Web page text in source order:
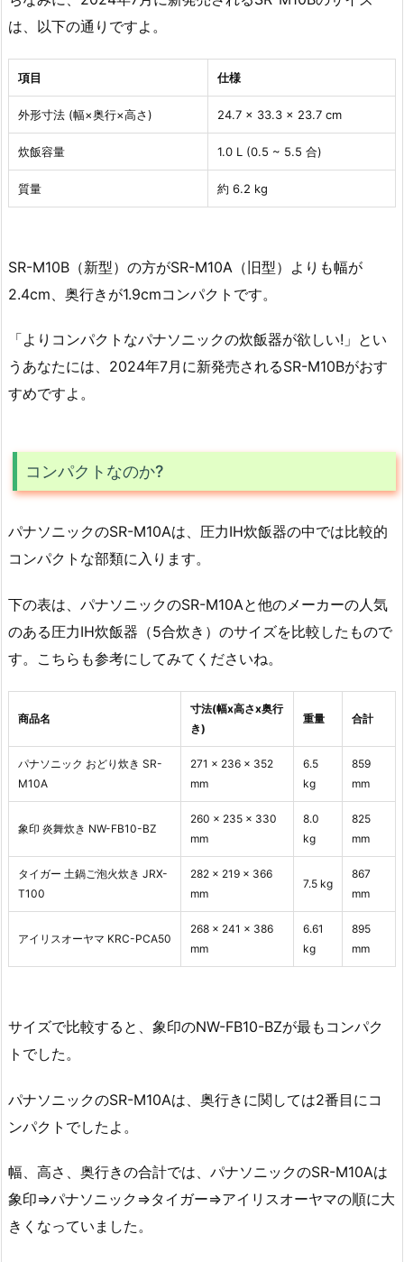
は、以下の通りですよ。
項目 仕様
外形寸法 (幅×奥行×高さ) 24.7 × 33.3 × 23.7 cm
炊飯容量 1.0 L (0.5 ~ 5.5 合)
質量 約 6.2 kg
SR-M10B（新型）の方がSR-M10A（旧型）よりも幅が
2.4cm、奥行きが1.9cmコンパクトです。
「よりコンパクトなパナソニックの炊飯器が欲しい!」とい
うあなたには、2024年7月に新発売されるSR-M10Bがおす
すめですよ。
コンパクトなのか?
パナソニックのSR-M10Aは、圧力IH炊飯器の中では比較的
コンパクトな部類に入ります。
下の表は、パナソニックのSR-M10Aと他のメーカーの人気
のある圧力IH炊飯器（5合炊き）のサイズを比較したもので
す。こちらも参考にしてみてくださいね。
商品名
寸法(幅x高さx奥行
き)
重量 合計
パナソニック おどり炊き SR-
M10A
271 x 236 x 352
mm
6.5
kg
859
mm
象印 炎舞炊き NW-FB10-BZ
260 x 235 x 330
mm
8.0
kg
825
mm
タイガー 土鍋ご泡火炊き JRX-
T100
282 x 219 x 366
mm
7.5 kg
867
mm
アイリスオーヤマ KRC-PCA50
268 x 241 x 386
mm
6.61
kg
895
mm
サイズで比較すると、象印のNW-FB10-BZが最もコンパク
トでした。
パナソニックのSR-M10Aは、奥行きに関しては2番目にコ
ンパクトでしたよ。
幅、高さ、奥行きの合計では、パナソニックのSR-M10Aは
象印⇒パナソニック⇒タイガー⇒アイリスオーヤマの順に大
きくなっていました。